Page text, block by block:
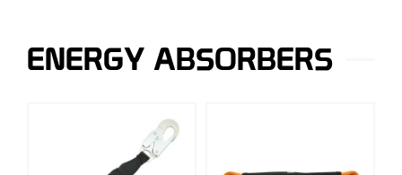
ENERGY ABSORBERS